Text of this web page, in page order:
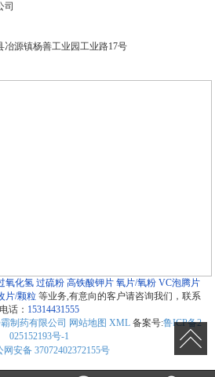
司
冶源镇杨善工业园工业路17号
氧化氢 过硫粉 高铁酸钾片 氧片/氧粉 VC泡腾片
片/颗粒等业务,有意向的客户请咨询我们，联系
电话： 15314431555
制药有限公司 网站地图 XML备案号:鲁ICP备2
025152193号-1
网安备37072402372155号